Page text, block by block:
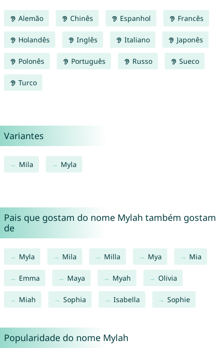
Alemão Chinês Espanhol Francês
Holandês Inglês Italiano Japonês
Polonês Português Russo Sueco
Turco
Variantes
Mila Myla
Pais que gostam do nome Mylah também gostam
de
Myla Mila Milla Mya Mia
Emma Maya Myah Olivia
Miah Sophia Isabella Sophie
Popularidade do nome Mylah